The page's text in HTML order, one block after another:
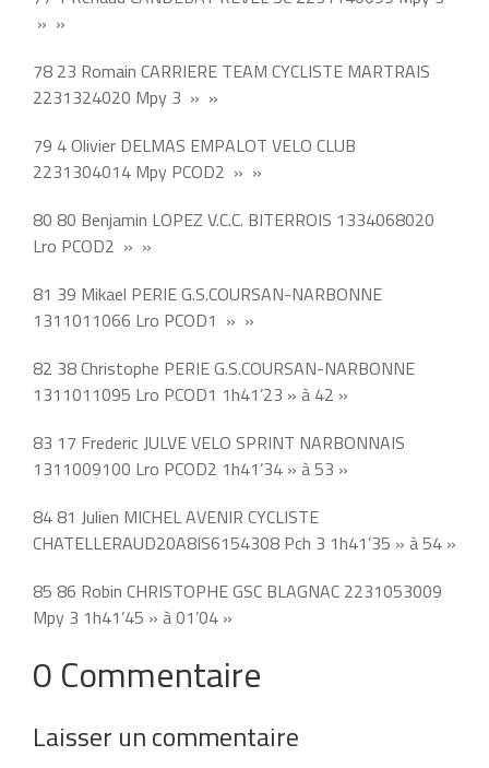
» »
78 23 Romain CARRIERE TEAM CYCLISTE MARTRAIS
2231324020 Mpy 3 » »
79 4 Olivier DELMAS EMPALOT VELO CLUB
2231304014 Mpy PCOD2 » »
80 80 Benjamin LOPEZ V.C.C. BITERROIS 1334068020
Lro PCOD2 » »
81 39 Mikael PERIE G.S.COURSAN-NARBONNE
1311011066 Lro PCOD1 » »
82 38 Christophe PERIE G.S.COURSAN-NARBONNE
1311011095 Lro PCOD1 1h41’23 » à 42 »
83 17 Frederic JULVE VELO SPRINT NARBONNAIS
1311009100 Lro PCOD2 1h41’34 » à 53 »
84 81 Julien MICHEL AVENIR CYCLISTE
CHATELLERAUD20A8IS6154308 Pch 3 1h41’35 » à 54 »
85 86 Robin CHRISTOPHE GSC BLAGNAC 2231053009
Mpy 3 1h41’45 » à 01’04 »
0 Commentaire
Laisser un commentaire